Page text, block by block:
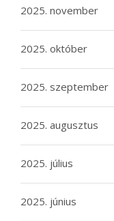
2025. november
2025. október
2025. szeptember
2025. augusztus
2025. július
2025. június